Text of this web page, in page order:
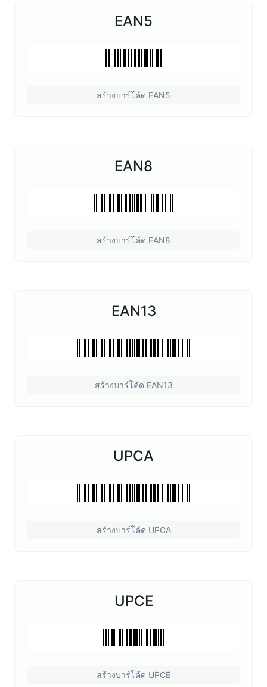
EAN5
สร้างบาร์โค้ด EAN5
EAN8
สร้างบาร์โค้ด EAN8
EAN13
สร้างบาร์โค้ด EAN13
UPCA
สร้างบาร์โค้ด UPCA
UPCE
สร้างบาร์โค้ด UPCE